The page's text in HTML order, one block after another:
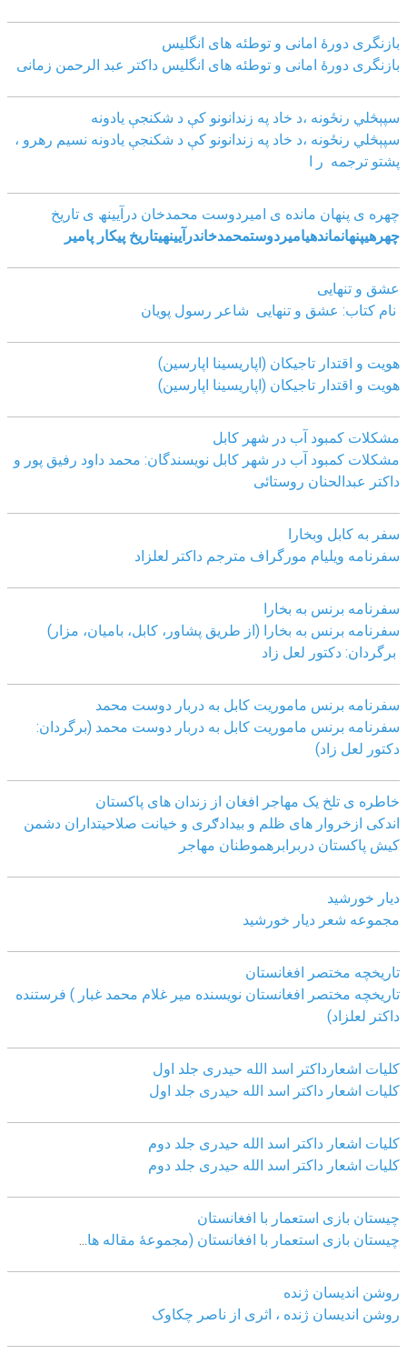
بازنگرى دورۀ امانى و توطئه هاى انگليس
بازنگرى دورۀ امانى و توطئه هاى انگليس داکتر عبد الرحمن زمانى
سپېڅلي رنځونه ،د خاد په زندانونو کې د شکنجې یادونه
سپېڅلي رنځونه ،د خاد په زندانونو کې د شکنجې یادونه نسیم رهرو ،
پشتو ترجمه ر ا
چھره ی پنھان مانده ی امیردوست محمدخان درآیینھ ی تاریخ
چھرهیپنھانماندهیامیردوستمحمدخاندرآیینھیتاریخ پیکار پامیر
عشق و تنهایی
نام کتاب: عشق و تنهایی شاعر رسول پویان
هویت و اقتدار تاجیکان (اپاریسینا اپارسین)
هویت و اقتدار تاجیکان (اپاریسینا اپارسین)
مشکلات کمبود آب در شهر کابل
مشکلات کمبود آب در شهر کابل نویسندگان: محمد داود رفیق پور و
داکتر عبدالحنان روستائی
سفر به کابل وبخارا
سفرنامه ویلیام مورگراف مترجم داکتر لعلزاد
سفرنامه برنس به بخارا
سفرنامه برنس به بخارا (از طریق پشاور، کابل، بامیان، مزار)
برگردان: دکتور لعل زاد
سفرنامه برنس ماموریت کابل به دربار دوست محمد
سفرنامه برنس ماموریت کابل به دربار دوست محمد (برگردان:
دکتور لعل زاد)
خاطره ی تلخ یک مھاجر افغان از زندان ھای پاکستان
اندکی ازخروار ھای ظلم و بیدادګری و خیانت صلاحیتداران دشمن
کیش پاکستان دربرابرھموطنان مھاجر
دیار خورشید
مجموعه شعر دیار خورشید
تاریخچه مختصر افغانستان
تاریخچه مختصر افغانستان نویسنده میر غلام محمد غبار ) فرستنده
داکتر لعلزاد)
کلیات اشعارداکتر اسد الله حیدری جلد اول
کلیات اشعار داکتر اسد الله حیدری جلد اول
کلیات اشعار داکتر اسد الله حیدری جلد دوم
کلیات اشعار داکتر اسد الله حیدری جلد دوم
چيستان بازی استعمار با افغانستان
چيستان بازی استعمار با افغانستان (مجموعۀ مقاله ها
روشن اندیسان ژنده
روشن اندیسان ژنده ، اثری از ناصر چکاوک